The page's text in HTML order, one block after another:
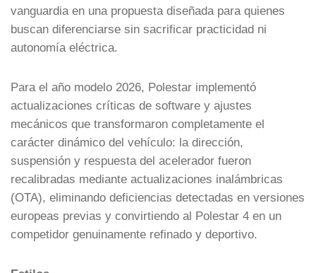
vanguardia en una propuesta diseñada para quienes
buscan diferenciarse sin sacrificar practicidad ni
autonomía eléctrica.
Para el año modelo 2026, Polestar implementó
actualizaciones críticas de software y ajustes
mecánicos que transformaron completamente el
carácter dinámico del vehículo: la dirección,
suspensión y respuesta del acelerador fueron
recalibradas mediante actualizaciones inalámbricas
(OTA), eliminando deficiencias detectadas en versiones
europeas previas y convirtiendo al Polestar 4 en un
competidor genuinamente refinado y deportivo.